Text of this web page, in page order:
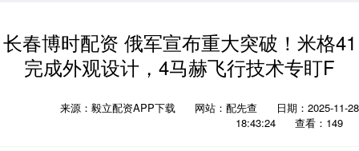
长春博时配资 俄军宣布重大突破！米格41
完成外观设计，4马赫飞行技术专盯F
来源：毅立配资APP下载 网站：配先查
日期：2025-11-28
18:43:24
查看：149